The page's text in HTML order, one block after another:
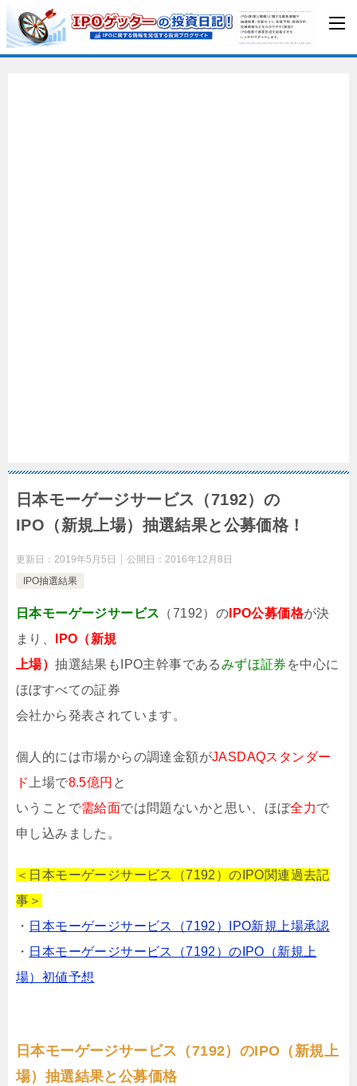
日本モーゲージサービス（7192）の
IPO（新規上場）抽選結果と公募価格！
更新日： 2019年5月5日 公開日： 2016年12月8日
IPO抽選結果
日本モーゲージサービス （7192）の IPO公募価格が決
まり、
IPO（新規
上場）抽選結果もIPO主幹事であるみずほ証券 を中心に
ほぼすべての証券
会社から発表されています。
個人的には市場からの調達金額がJASDAQスタンダー
ド 上場で8.5億円 と
いうことで需給面では問題ないかと思い、ほぼ全力で
申し込みました。
＜日本モーゲージサービス（7192）のIPO関連過去記
事＞
・ 日本モーゲージサービス（7192）IPO新規上場承認
・ 日本モーゲージサービス（7192）のIPO（新規上
場）初値予想
日本モーゲージサービス（7192）のIPO（新規上
場）抽選結果と公募価格